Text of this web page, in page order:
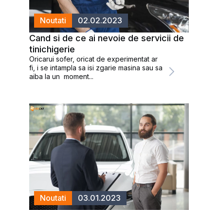
Noutati 02.02.2023
Cand si de ce ai nevoie de servicii de
tinichigerie
Oricarui sofer, oricat de experimentat ar
fi, i se intampla sa isi zgarie masina sau sa
aiba la un moment...
Noutati 03.01.2023